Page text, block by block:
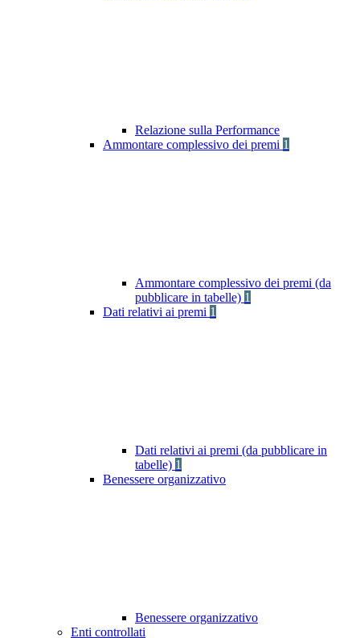
Relazione sulla Performance
Ammontare complessivo dei premi 1
Ammontare complessivo dei premi (da
pubblicare in tabelle) 1
Dati relativi ai premi 1
Dati relativi ai premi (da pubblicare in
tabelle) 1
Benessere organizzativo
Benessere organizzativo
Enti controllati